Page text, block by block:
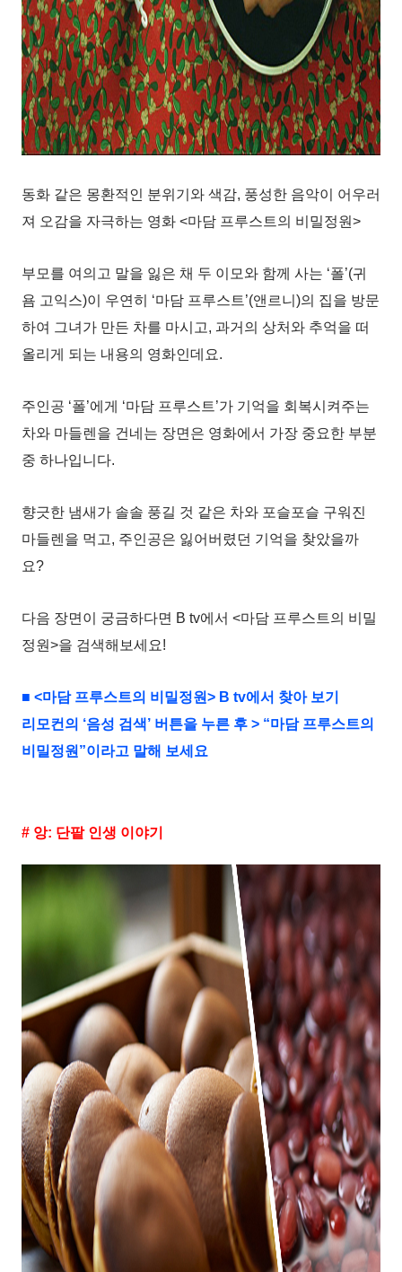
동화 같은 몽환적인 분위기와 색감, 풍성한 음악이 어우러
져 오감을 자극하는 영화 <마담 프루스트의 비밀정원>
부모를 여의고 말을 잃은 채 두 이모와 함께 사는 ‘폴’(귀
욤 고익스)이 우연히 ‘마담 프루스트’(앤르니)의 집을 방문
하여 그녀가 만든 차를 마시고, 과거의 상처와 추억을 떠
올리게 되는 내용의 영화인데요.
주인공 ‘폴’에게 ‘마담 프루스트’가 기억을 회복시켜주는
차와 마들렌을 건네는 장면은 영화에서 가장 중요한 부분
중 하나입니다.
향긋한 냄새가 솔솔 풍길 것 같은 차와 포슬포슬 구워진
마들렌을 먹고, 주인공은 잃어버렸던 기억을 찾았을까
요?
다음 장면이 궁금하다면 B tv에서 <마담 프루스트의 비밀
정원>을 검색해보세요!
■ <마담 프루스트의 비밀정원> B tv에서 찾아 보기
리모컨의 ‘음성 검색’ 버튼을 누른 후 > “마담 프루스트의
비밀정원”이라고 말해 보세요
# 앙: 단팥 인생 이야기